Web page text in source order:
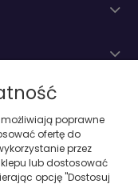
poprawne
ofertę do
przez
lub dostosować
opcję "Dostosuj